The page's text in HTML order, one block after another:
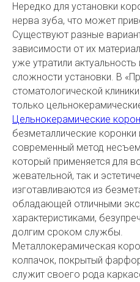
Нередко для установки
нерва зуба, что может
Существуют разные
зависимости от их
уже утратили актуальность
сложности установки. В
стоматологической
только
Цельнокерамические
безметаллические
современный метод
который применяется для
жевательной, так и
изготавливаются из
обладающей отличными
характеристиками,
долгим сроком службы.
Металлокерамическая
колпачок, покрытый
служит своего рода